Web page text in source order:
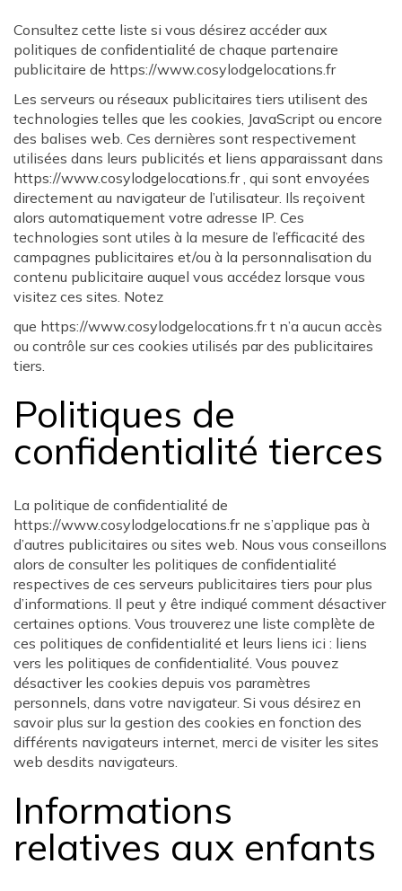
Consultez cette liste si vous désirez accéder aux
politiques de confidentialité de chaque partenaire
publicitaire de https://www.cosylodgelocations.fr
Les serveurs ou réseaux publicitaires tiers utilisent des
technologies telles que les cookies, JavaScript ou encore
des balises web. Ces dernières sont respectivement
utilisées dans leurs publicités et liens apparaissant dans
https://www.cosylodgelocations.fr , qui sont envoyées
directement au navigateur de l’utilisateur. Ils reçoivent
alors automatiquement votre adresse IP. Ces
technologies sont utiles à la mesure de l’efficacité des
campagnes publicitaires et/ou à la personnalisation du
contenu publicitaire auquel vous accédez lorsque vous
visitez ces sites. Notez
que https://www.cosylodgelocations.fr t n’a aucun accès
ou contrôle sur ces cookies utilisés par des publicitaires
tiers.
Politiques de
confidentialité tierces
La politique de confidentialité de
https://www.cosylodgelocations.fr ne s’applique pas à
d’autres publicitaires ou sites web. Nous vous conseillons
alors de consulter les politiques de confidentialité
respectives de ces serveurs publicitaires tiers pour plus
d’informations. Il peut y être indiqué comment désactiver
certaines options. Vous trouverez une liste complète de
ces politiques de confidentialité et leurs liens ici : liens
vers les politiques de confidentialité. Vous pouvez
désactiver les cookies depuis vos paramètres
personnels, dans votre navigateur. Si vous désirez en
savoir plus sur la gestion des cookies en fonction des
différents navigateurs internet, merci de visiter les sites
web desdits navigateurs.
Informations
relatives aux enfants